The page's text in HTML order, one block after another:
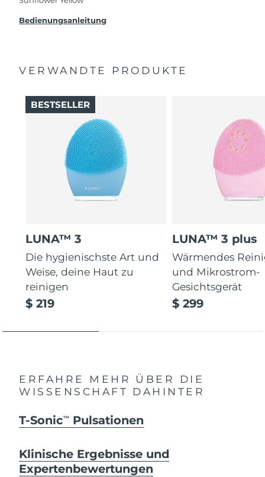
solltest, bekommst du dieses Produkt von
Bedienungsanleitung
VERWANDTE PRODUKTE
LUNA™ 3
Die hygienischste Art und
Weise, deine Haut zu
reinigen
$ 219
BESTSELLER
LUNA™ 3 plus
Wärmendes
und Mikrostrom-
Gesichtsgerät
$ 299
ERFAHRE MEHR ÜBER DIE
WISSENSCHAFT DAHINTER
T-SonicTM Pulsationen
Klinische Ergebnisse und
Expertenbewertungen